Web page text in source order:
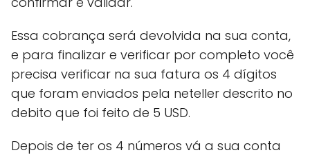
Essa cobrança será devolvida na sua conta,
e para finalizar e verificar por completo você
precisa verificar na sua fatura os 4 dígitos
que foram enviados pela neteller descrito no
debito que foi feito de 5 USD.
Depois de ter os 4 números vá a sua conta